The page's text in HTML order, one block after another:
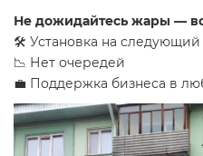
Не дожидайтесь жары —
🛠 Установка на следующий
📉 Нет очередей
💼 Поддержка бизнеса в